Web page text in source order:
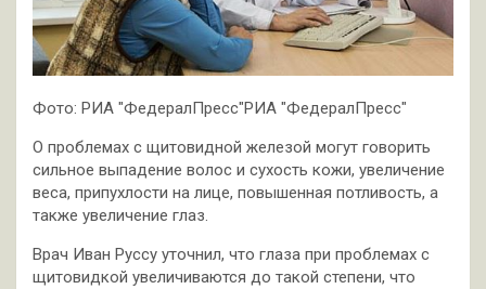
Фото: РИА "ФедералПресс"РИА "ФедералПресс"
О проблемах с щитовидной железой могут говорить
сильное выпадение волос и сухость кожи, увеличение
веса, припухлости на лице, повышенная потливость, а
также увеличение глаз.
Врач Иван Руссу уточнил, что глаза при проблемах с
щитовидкой увеличиваются до такой степени, что